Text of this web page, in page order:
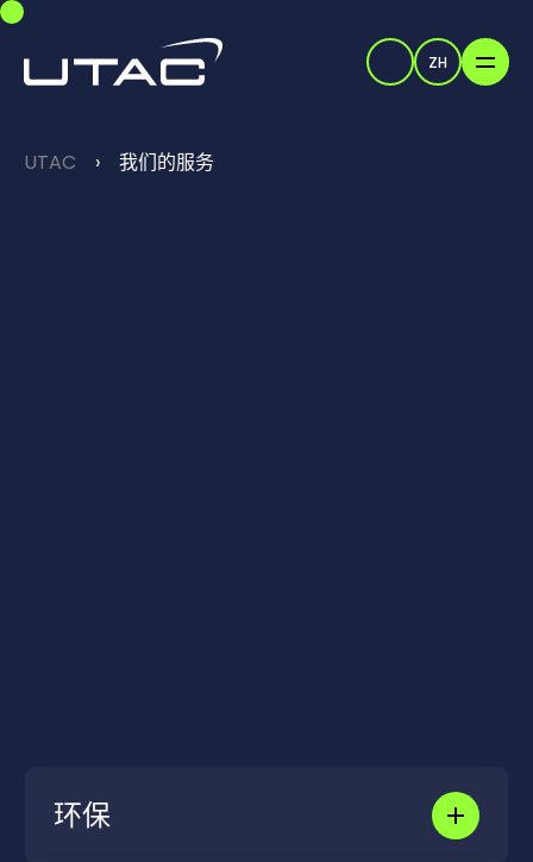
Skip to main navigation
Skip to main content
Skip to page footer
Search
ZH
You are here:
UTAC 我们的服务
环保
UTAC通过先进的车辆测试和认证，帮助客户减少